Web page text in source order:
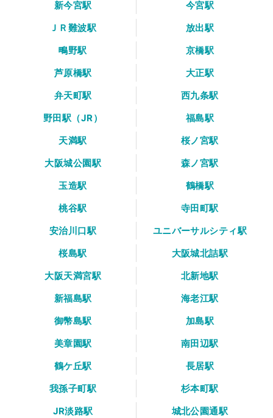
新今宮駅
今宮駅
ＪＲ難波駅
放出駅
鴫野駅
京橋駅
芦原橋駅
大正駅
弁天町駅
西九条駅
野田駅（JR）
福島駅
天満駅
桜ノ宮駅
大阪城公園駅
森ノ宮駅
玉造駅
鶴橋駅
桃谷駅
寺田町駅
安治川口駅
ユニバーサルシティ駅
桜島駅
大阪城北詰駅
大阪天満宮駅
北新地駅
新福島駅
海老江駅
御幣島駅
加島駅
美章園駅
南田辺駅
鶴ケ丘駅
長居駅
我孫子町駅
杉本町駅
JR淡路駅
城北公園通駅